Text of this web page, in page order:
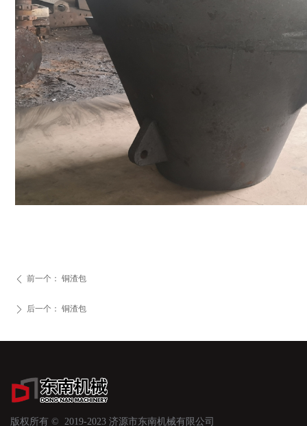
ꄴ 前一个： 铜渣包
ꄲ 后一个： 铜渣包
版权所有 ©  2019-2023 济源市东南机械有限公司